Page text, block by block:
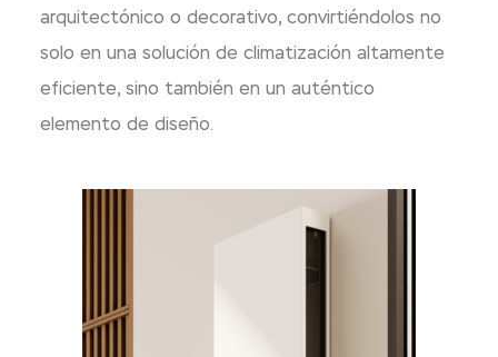
arquitectónico o decorativo, convirtiéndolos no
solo en una solución de climatización altamente
eficiente, sino también en un auténtico
elemento de diseño.